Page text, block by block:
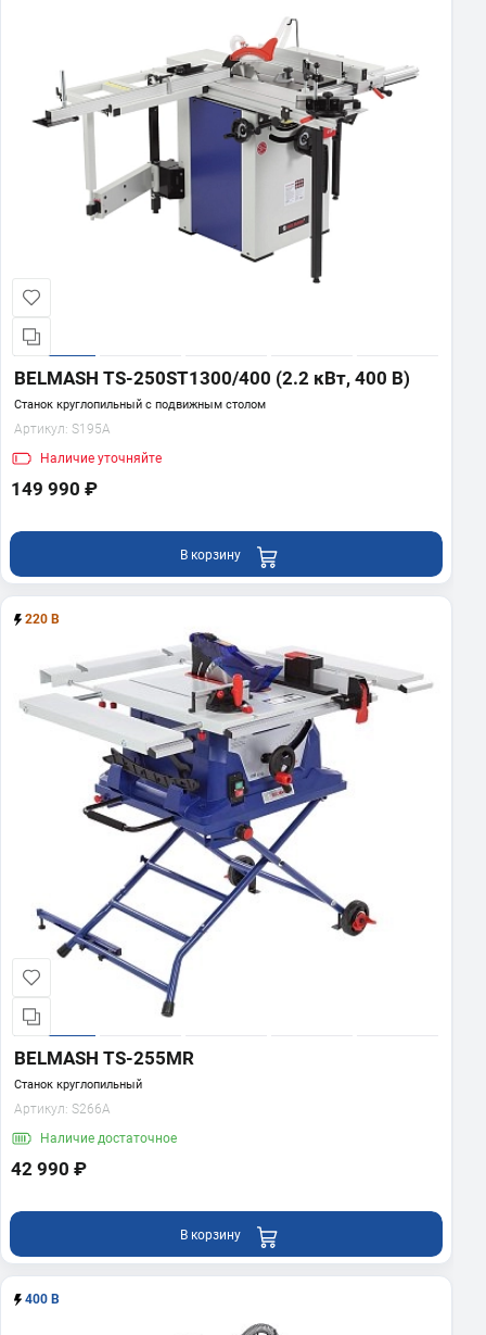
BELMASH TS-250ST1300/400 (2.2 кВт, 400 В)
Станок круглопильный с подвижным столом
Артикул: S195A
Наличие уточняйте
149 990 ₽
В корзину
220 В
BELMASH TS-255MR
Станок круглопильный
Артикул: S266A
Наличие достаточное
42 990 ₽
В корзину
400 В